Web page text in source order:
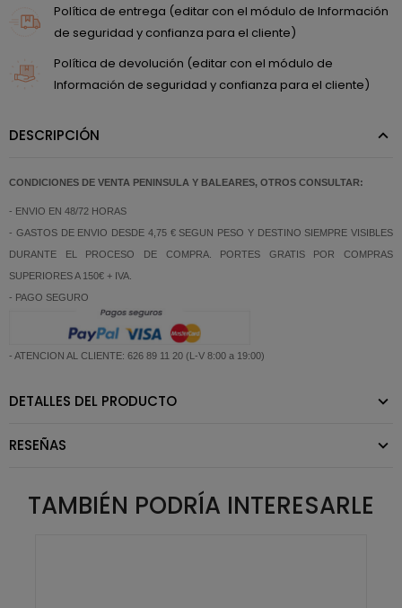
Política de entrega (editar con el módulo de Información
de seguridad y confianza para el cliente)
Política de devolución (editar con el módulo de
Información de seguridad y confianza para el cliente)
DESCRIPCIÓN
CONDICIONES DE VENTA PENINSULA Y BALEARES, OTROS CONSULTAR:
- ENVIO EN 48/72 HORAS
- GASTOS DE ENVIO DESDE 4,75 € SEGUN PESO Y DESTINO SIEMPRE VISIBLES
DURANTE EL PROCESO DE COMPRA. PORTES GRATIS POR COMPRAS
SUPERIORES A 150€ + IVA.
- PAGO SEGURO
- ATENCION AL CLIENTE: 626 89 11 20 (L-V 8:00 a 19:00)
DETALLES DEL PRODUCTO
RESEÑAS
TAMBIÉN PODRÍA INTERESARLE